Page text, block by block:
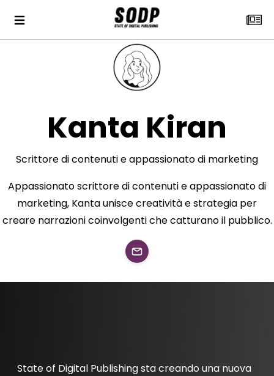
Kanta Kiran
Scrittore di contenuti e appassionato di marketing
Appassionato scrittore di contenuti e appassionato di
marketing, Kanta unisce creatività e strategia per
creare narrazioni coinvolgenti che catturano il pubblico.
State of Digital Publishing sta creando una nuova